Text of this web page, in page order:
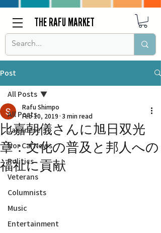
THE RAFU MARKET
Post
All Posts
Japanese
Nor Cal News
Politics
Veterans
Columnists
Music
Entertainment
All Posts
比嘉朝儀さんに旭日双光
章：文化の普及と邦人への
福祉に貢献
Rafu Shimpo
Feb 10, 2019 3 min read